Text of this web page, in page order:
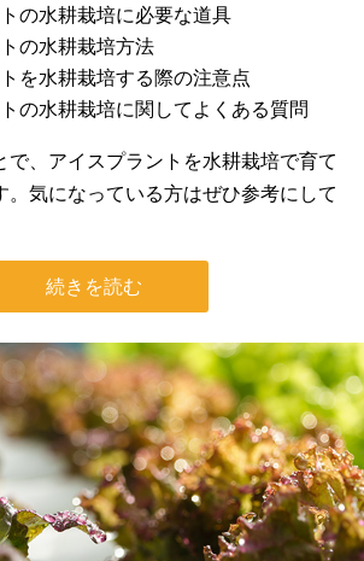
の水耕栽培に必要な道具
の水耕栽培方法
を水耕栽培する際の注意点
の水耕栽培に関してよくある質問
で、アイスプラントを水耕栽培で育て
。気になっている方はぜひ参考にして
続きを読む